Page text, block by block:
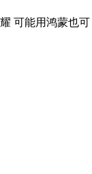
可能用鸿蒙也可